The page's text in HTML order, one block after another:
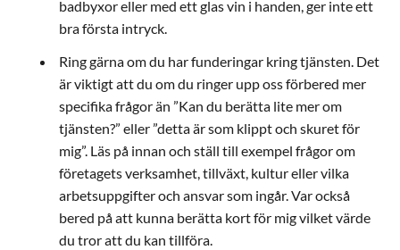
badbyxor eller med ett glas vin i handen, ger inte ett
bra första intryck.
Ring gärna om du har funderingar kring tjänsten. Det
är viktigt att du om du ringer upp oss förbered mer
specifika frågor än ”Kan du berätta lite mer om
tjänsten?” eller ”detta är som klippt och skuret för
mig”. Läs på innan och ställ till exempel frågor om
företagets verksamhet, tillväxt, kultur eller vilka
arbetsuppgifter och ansvar som ingår. Var också
bered på att kunna berätta kort för mig vilket värde
du tror att du kan tillföra.